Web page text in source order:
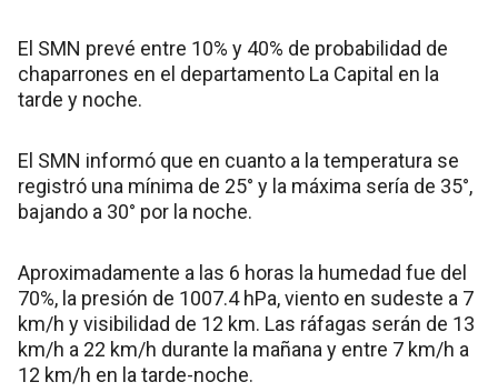
El SMN prevé entre 10% y 40% de probabilidad de
chaparrones en el departamento La Capital en la
tarde y noche.
El SMN informó que en cuanto a la temperatura se
registró una mínima de 25° y la máxima sería de 35°,
bajando a 30° por la noche.
Aproximadamente a las 6 horas la humedad fue del
70%, la presión de 1007.4 hPa, viento en sudeste a 7
km/h y visibilidad de 12 km. Las ráfagas serán de 13
km/h a 22 km/h durante la mañana y entre 7 km/h a
12 km/h en la tarde-noche.